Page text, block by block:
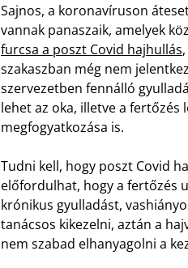
Sajnos, a koronavíruson
vannak panaszaik, amelyek
furcsa a poszt Covid hajhullás
szakaszban még nem
szervezetben fennálló
lehet az oka, illetve a
megfogyatkozása is.
Tudni kell, hogy poszt Covid
előfordulhat, hogy a fertőzés
krónikus gyulladást,
tanácsos kikezelni, aztán a
nem szabad elhanyagolni a